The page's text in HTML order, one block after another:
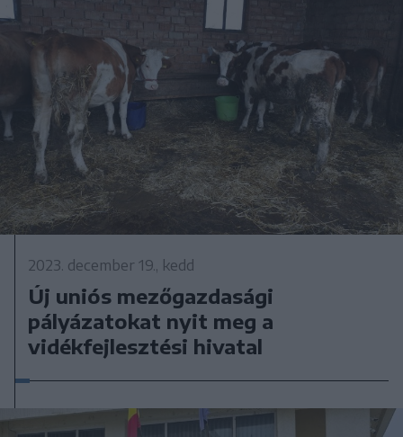
2023. december 19., kedd
Új uniós mezőgazdasági
pályázatokat nyit meg a
vidékfejlesztési hivatal